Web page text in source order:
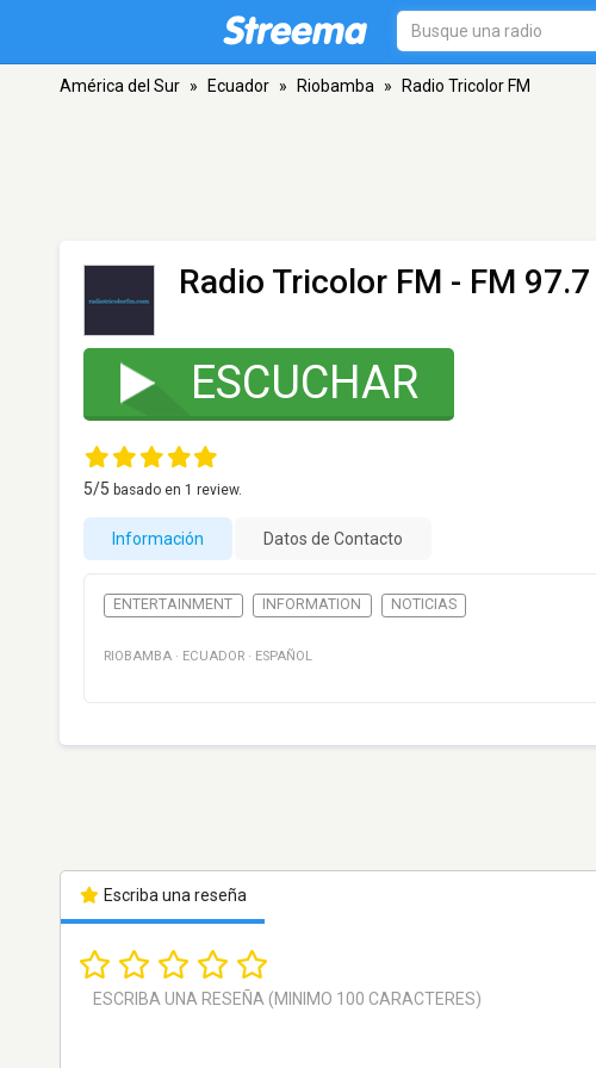
América del Sur » Ecuador » Riobamba » Radio Tricolor FM
Radio Tricolor FM - FM
ESCUCHAR
5/5 basado en 1 review.
Información Datos de Contacto
ENTERTAINMENT INFORMATION NOTICIAS
RIOBAMBA · ECUADOR · ESPAÑOL
Escriba una reseña